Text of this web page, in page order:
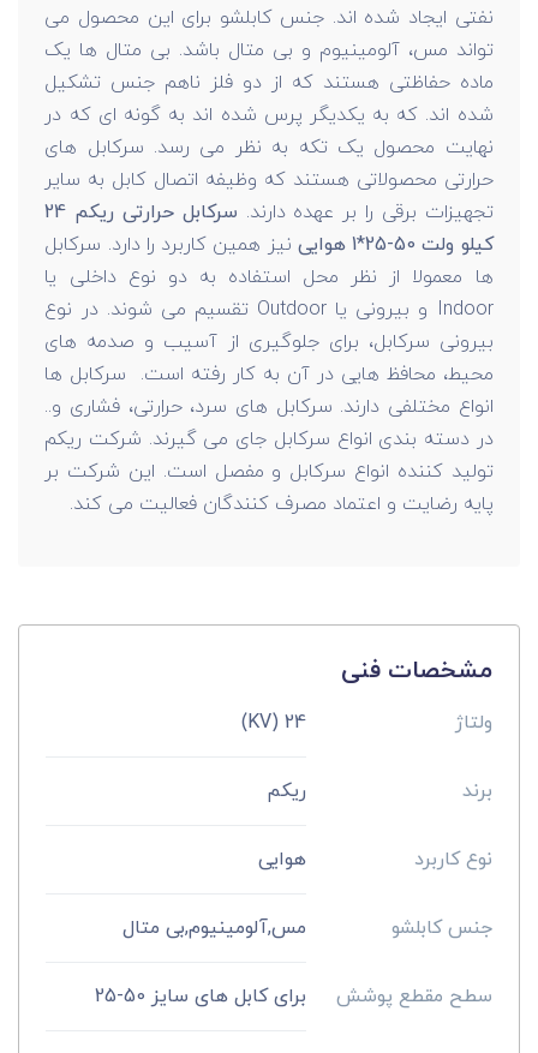
نفتی ایجاد شده اند. جنس کابلشو برای این محصول می
تواند مس، آلومینیوم و بی متال باشد. بی متال ها یک
ماده حفاظتی هستند که از دو فلز ناهم جنس تشکیل
شده اند. که به یکدیگر پرس شده اند به گونه ای که در
نهایت محصول یک تکه به نظر می رسد. سرکابل های
حرارتی محصولاتی هستند که وظیفه اتصال کابل به سایر
تجهیزات برقی را بر عهده دارند.
سرکابل حرارتی ریکم 24
کیلو ولت 50-25*1 هوایی
نیز همین کاربرد را دارد. سركابل
ها معمولا از نظر محل استفاده به دو نوع داخلی یا
Indoor و بیرونی یا Outdoor تقسیم می شوند. در نوع
بیرونی سرکابل، برای جلوگیری از آسیب و صدمه های
محیط، محافظ هایی در آن به کار رفته است. سرکابل ها
انواع مختلفی دارند. سرکابل های سرد، حرارتی، فشاری و..
در دسته بندی انواع سرکابل جای می گیرند. شرکت ریکم
تولید کننده انواع سرکابل و مفصل است. این شرکت بر
پایه رضایت و اعتماد مصرف کنندگان فعالیت می کند.
مشخصات فنی
ولتاژ 24 (KV)
برند ریکم
نوع کاربرد هوایی
جنس کابلشو مس,آلومینیوم,بی متال
سطح مقطع پوشش برای کابل های سایز 50-25